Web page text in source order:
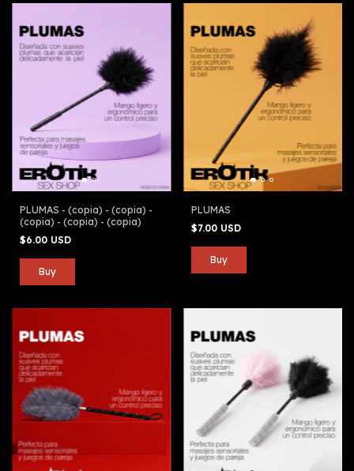
PLUMAS - (copia) - (copia) -
(copia) - (copia) - (copia)
$6.00 USD
PLUMAS
$7.00 USD